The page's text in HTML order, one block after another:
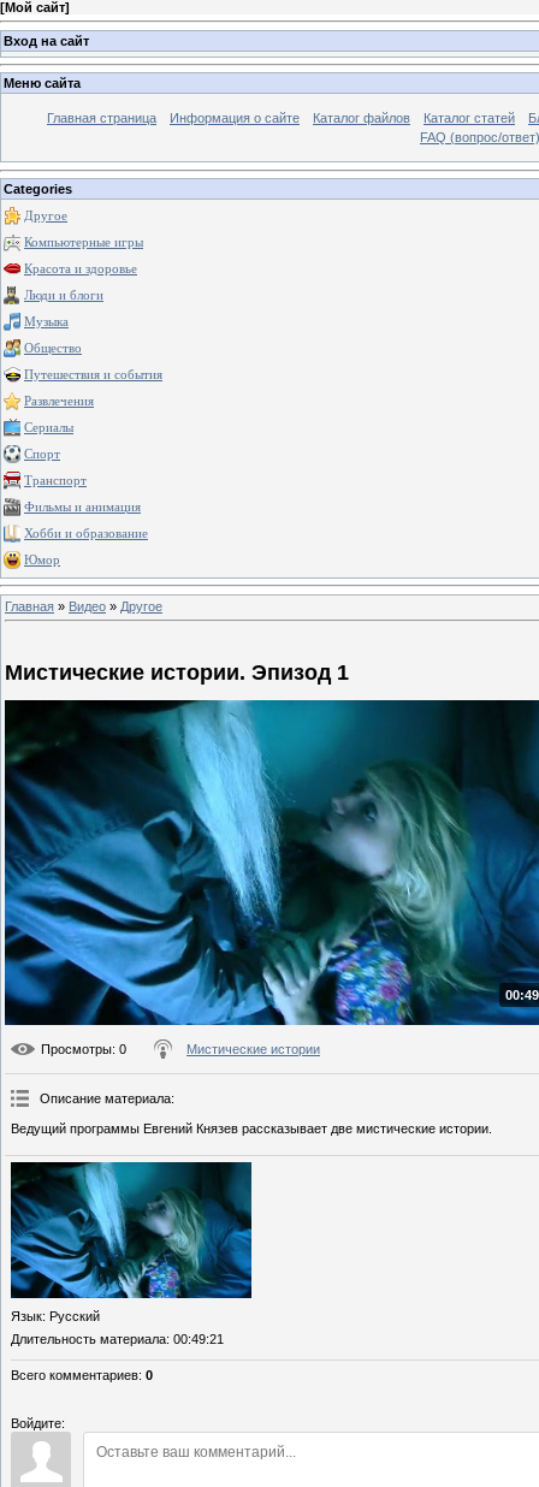
[Мой сайт]
Вход на сайт
Меню сайта
Главная страница Информация о сайте Каталог файлов Каталог статей
FAQ (вопрос/ответ)
Categories
Другое
Компьютерные игры
Красота и здоровье
Люди и блоги
Музыка
Общество
Путешествия и события
Развлечения
Сериалы
Спорт
Транспорт
Фильмы и анимация
Хобби и образование
Юмор
Главная » Видео » Другое
Мистические истории. Эпизод 1
Просмотры: 0 Мистические истории
Описание материала:
Ведущий программы Евгений Князев рассказывает две мистические истории.
Язык: Русский
Длительность материала: 00:49:21
Всего комментариев: 0
Войдите: